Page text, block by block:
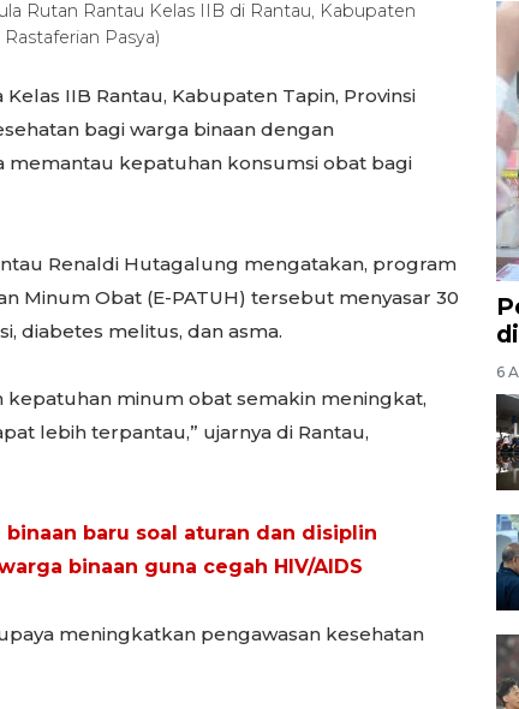
Rutan Rantau Kelas IIB di Rantau, Kabupaten
Pasya)
IIB Rantau, Kabupaten Tapin, Provinsi
bagi warga binaan dengan
memantau kepatuhan konsumsi obat bagi
Renaldi Hutagalung mengatakan, program
Minum Obat (E-PATUH) tersebut menyasar 30
diabetes melitus, dan asma.
minum obat semakin meningkat,
lebih terpantau,” ujarnya di Rantau,
binaan baru soal aturan dan disiplin
binaan guna cegah HIV/AIDS
meningkatkan pengawasan kesehatan
6